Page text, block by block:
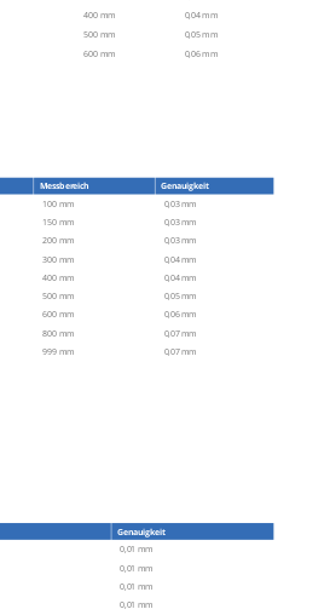
400 mm 0,04 mm
500 mm
0,05 mm
600 mm 0,06 mm
Messbereich Genauigkeit
100 mm
0,03 mm
150 mm 0,03 mm
200 mm
0,03 mm
300 mm
0,04 mm
400 mm
0,04 mm
500 mm 0,05 mm
600 mm
0,06 mm
800 mm
0,07 mm
999 mm 0,07 mm
Genauigkeit
0,01 mm
0,01 mm
0,01 mm
0,01 mm